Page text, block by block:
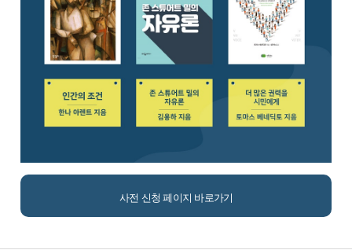
사전 신청 페이지 바로가기